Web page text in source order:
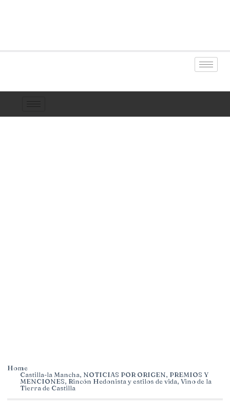
Home
Castilla-la Mancha, NOTICIAS POR ORIGEN, PREMIOS Y
MENCIONES, Rincón Hedonista y estilos de vida, Vino de la
Tierra de Castilla